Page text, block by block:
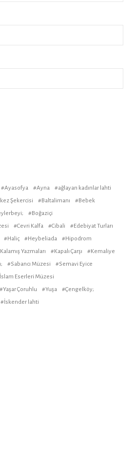
Ayasofya Ayna
ağlayan kadınlar lahti
Şekercisi Baltalimanı
Bebek
Boğaziçi
Cevri Kalfa Cibali
Edebiyat Turları
Haliç Heybeliada
Hipodrom
Kalamış Yazmaları Kapalı Çarşı
Kemaliye
Sabancı Müzesi
Semavi Eyice
Eserleri Müzesi
Yaşar Çoruhlu Yuşa
Çengelköy;
İskender lahti